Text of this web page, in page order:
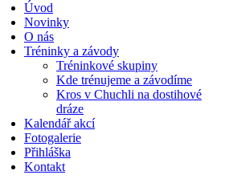
Úvod
Novinky
O nás
Tréninky a závody
Tréninkové skupiny
Kde trénujeme a závodíme
Kros v Chuchli na dostihové
dráze
Kalendář akcí
Fotogalerie
Přihláška
Kontakt